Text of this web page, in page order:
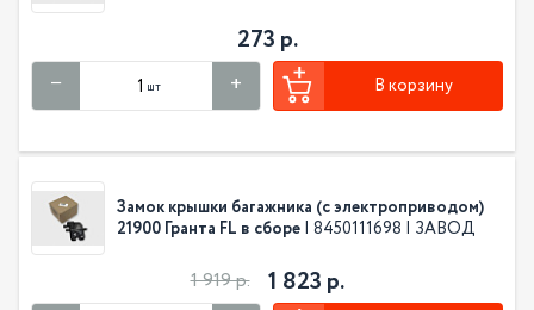
273 р.
шт В корзину
Замок крышки багажника (с электроприводом)
21900 Гранта FL в сборе | 8450111698 | ЗАВОД
1 919 р. 1 823 р.